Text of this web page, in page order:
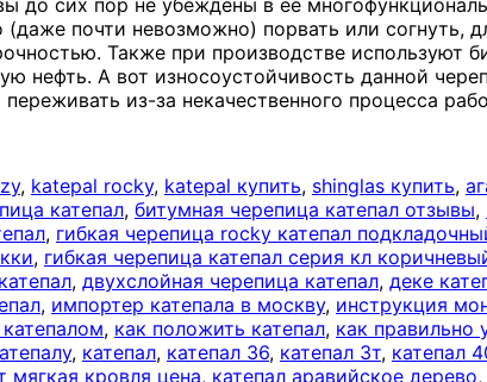
почти невозможно) порвать или согнуть,
Также при производстве
нефть. А вот износоустойчивость данной
из-за некачественного процесса
, katepal rocky, katepal купить, shinglas купить,
катепал, битумная черепица катепал отзывы,
, гибкая черепица rocky катепал
, гибкая черепица катепал серия кл
, двухслойная черепица катепал, деке
, импортер катепала в москву, инструкция
, как положить катепал, как правильно
, катепал, катепал 36, катепал 3т, катепал
мягкая кровля цена, катепал аравийское дерево,